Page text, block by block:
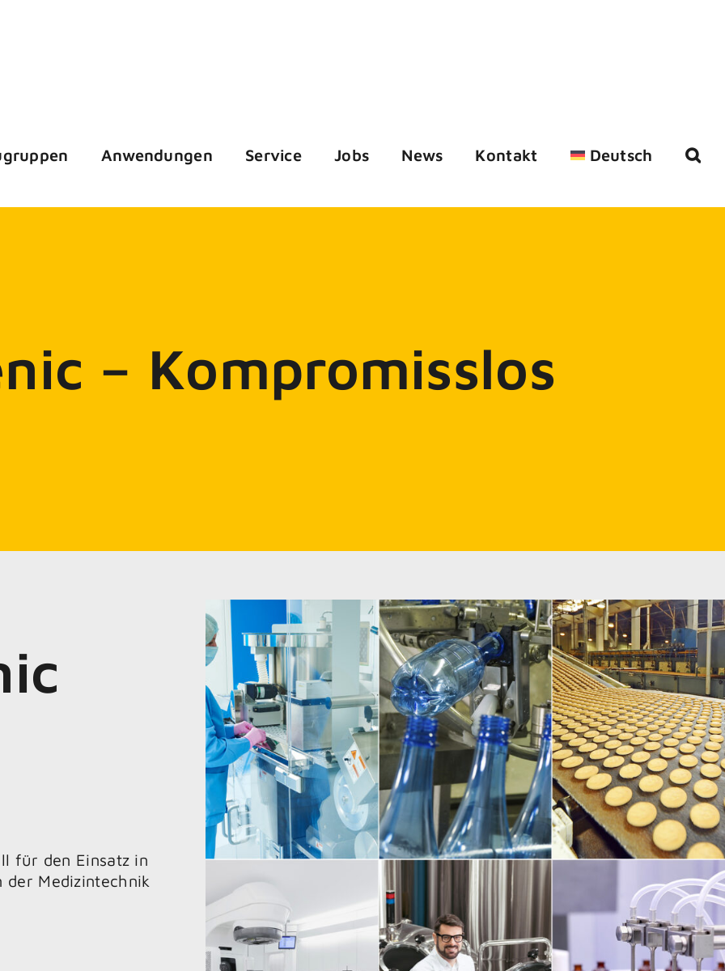
Anwendungen Service Jobs News Kontakt Deutsch
– Kompromisslos
für den Einsatz in
Medizintechnik